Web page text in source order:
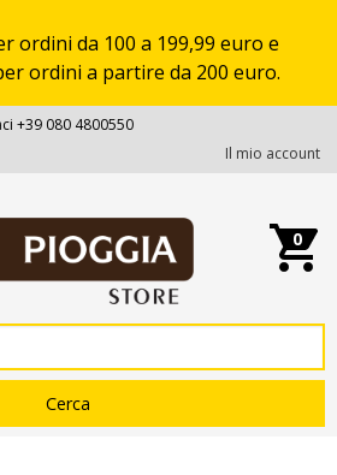
ordini da 100 a 199,99 euro e
ordini a partire da 200 euro.
+39 080 4800550
Il mio account
0